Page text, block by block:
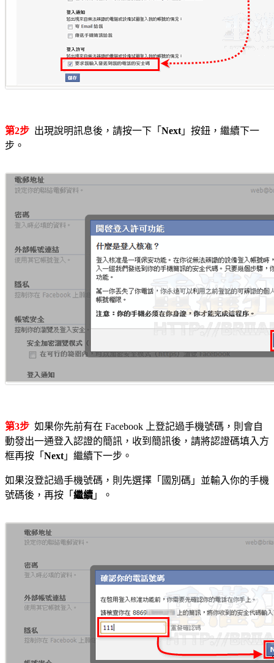
第2步 出現說明訊息後，請按一下「 Next 」按鈕，繼續下一
步。
第3步 如果你先前有在 Facebook 上登記過手機號碼，則會自
動發出一通登入認證的簡訊，收到簡訊後，請將認證碼填入方
框再按「 Next 」繼續下一步。
如果沒登記過手機號碼，則先選擇「國別碼」並輸入你的手機
號碼後，再按「 繼續 」。